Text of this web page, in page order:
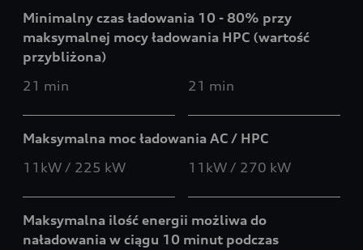
Minimalny czas ładowania 10 - 80% przy
maksymalnej mocy ładowania HPC (wartość
przybliżona)
21 min
21 min
Maksymalna moc ładowania AC / HPC
11kW / 225 kW
11kW / 270 kW
Maksymalna ilość energii możliwa do
naładowania w ciągu 10 minut podczas